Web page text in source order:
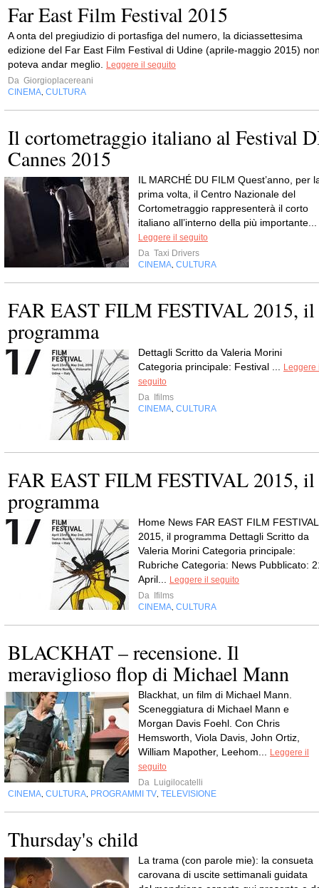
Far East Film Festival 2015
A onta del pregiudizio di portasfiga del numero, la diciassettesima
edizione del Far East Film Festival di Udine (aprile-maggio 2015)
poteva andar meglio. Leggere il seguito
Da Giorgioplacereani
CINEMA, CULTURA
Il cortometraggio italiano al Festival
Cannes 2015
IL MARCHÉ DU FILM Quest’anno, per
prima volta, il Centro Nazionale del
Cortometraggio rappresenterà il corto
italiano all’interno della più importante...
Leggere il seguito
Da Taxi Drivers
CINEMA, CULTURA
FAR EAST FILM FESTIVAL 2015, il
programma
Dettagli Scritto da Valeria Morini
Categoria principale: Festival ... Leggere
seguito
Da
Ifilms
CINEMA, CULTURA
FAR EAST FILM FESTIVAL 2015, il
programma
Home News FAR EAST FILM FESTIVAL
2015, il programma Dettagli Scritto da
Valeria Morini Categoria principale:
Rubriche Categoria: News Pubblicato:
April... Leggere il seguito
Da
Ifilms
CINEMA, CULTURA
BLACKHAT – recensione. Il
meraviglioso flop di Michael Mann
Blackhat, un film di Michael Mann.
Sceneggiatura di Michael Mann e
Morgan Davis Foehl. Con Chris
Hemsworth, Viola Davis, John Ortiz,
William Mapother, Leehom... Leggere il
seguito
Da Luigilocatelli
CINEMA, CULTURA, PROGRAMMI TV, TELEVISIONE
Thursday's child
La trama (con parole mie): la consueta
carovana di uscite settimanali guidata